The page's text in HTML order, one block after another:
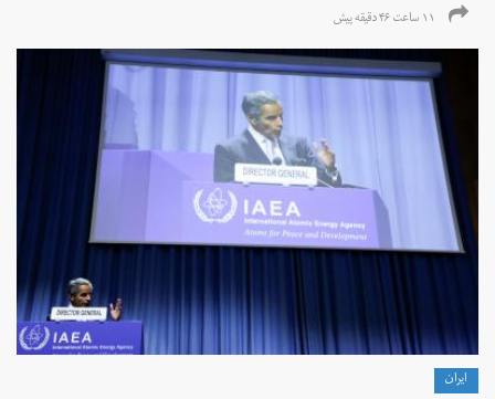
۱۱ ساعت ۴۶ دقیقه پیش
ايران